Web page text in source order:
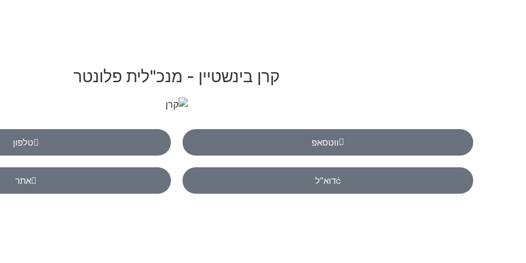
קרן בינשטיין - מנכ"לית פלונטר
ווטסאפ טלפון
דוא"ל אתר